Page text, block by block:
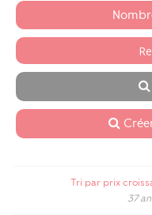
Tri par prix
37